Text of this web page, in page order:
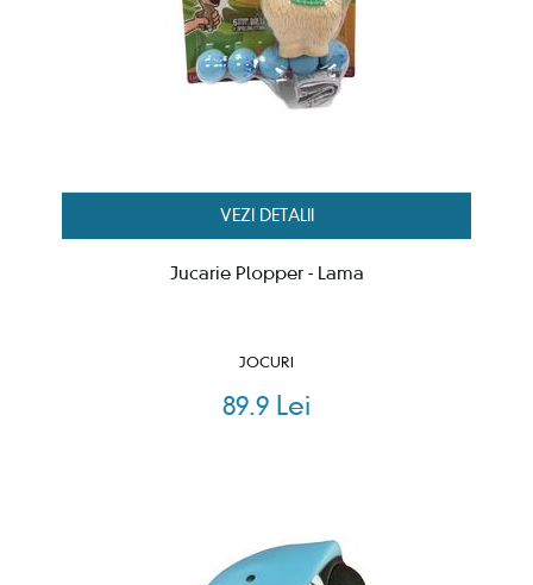
VEZI DETALII
Jucarie Plopper - Lama
JOCURI
89.9 Lei